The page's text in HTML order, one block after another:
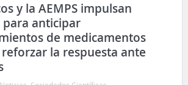
y la AEMPS impulsan
para anticipar
de medicamentos
reforzar la respuesta ante